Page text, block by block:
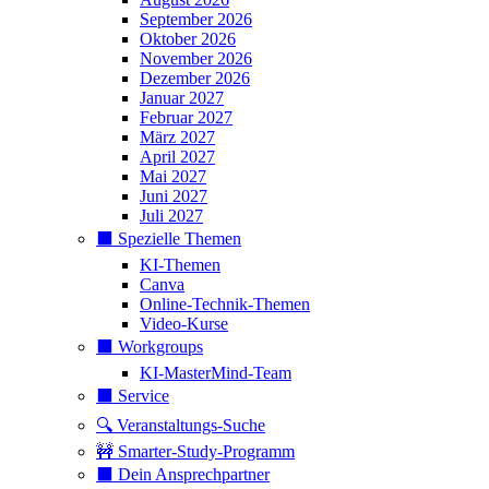
September 2026
Oktober 2026
November 2026
Dezember 2026
Januar 2027
Februar 2027
März 2027
April 2027
Mai 2027
Juni 2027
Juli 2027
⬛️ Spezielle Themen
KI-Themen
Canva
Online-Technik-Themen
Video-Kurse
⬛️ Workgroups
KI-MasterMind-Team
⬛️ Service
🔍 Veranstaltungs-Suche
🚧 Smarter-Study-Programm
⬛️ Dein Ansprechpartner